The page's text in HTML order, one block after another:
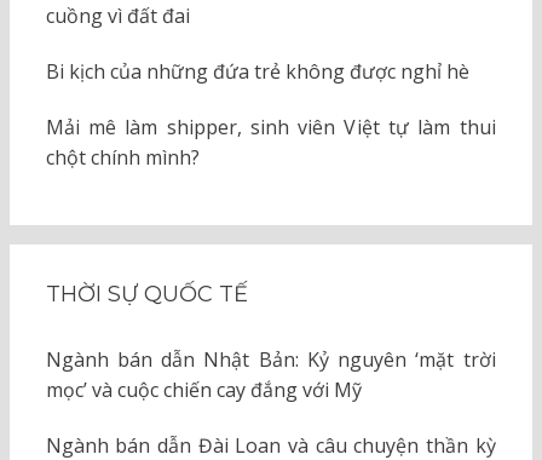
cuồng vì đất đai
Bi kịch của những đứa trẻ không được nghỉ hè
Mải mê làm shipper, sinh viên Việt tự làm thui
chột chính mình?
THỜI SỰ QUỐC TẾ
Ngành bán dẫn Nhật Bản: Kỷ nguyên ‘mặt trời
mọc’ và cuộc chiến cay đắng với Mỹ
Ngành bán dẫn Đài Loan và câu chuyện thần kỳ